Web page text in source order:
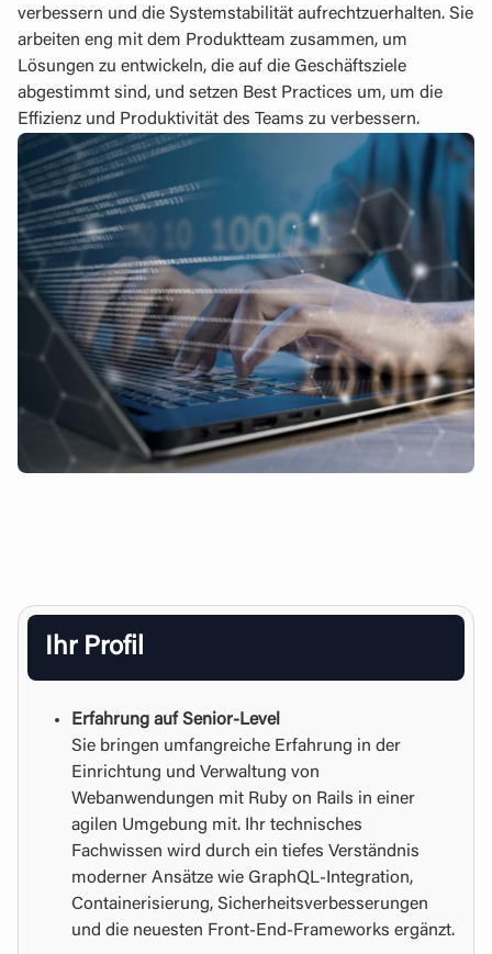
verbessern und die Systemstabilität aufrechtzuerhalten. Sie
arbeiten eng mit dem Produktteam zusammen, um
Lösungen zu entwickeln, die auf die Geschäftsziele
abgestimmt sind, und setzen Best Practices um, um die
Effizienz und Produktivität des Teams zu verbessern.
Ihr Profil
Erfahrung auf Senior-Level
Sie bringen umfangreiche Erfahrung in der
Einrichtung und Verwaltung von
Webanwendungen mit Ruby on Rails in einer
agilen Umgebung mit. Ihr technisches
Fachwissen wird durch ein tiefes Verständnis
moderner Ansätze wie GraphQL-Integration,
Containerisierung, Sicherheitsverbesserungen
und die neuesten Front-End-Frameworks ergänzt.